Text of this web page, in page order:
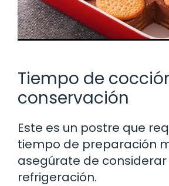
Tiempo de
conservación
Este es un postre que
tiempo de preparación
asegúrate de
refrigeración.